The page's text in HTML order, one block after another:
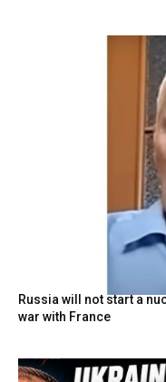
Russia will not start a
war with France